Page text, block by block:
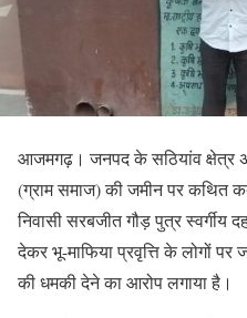
आजमगढ़। जनपद के सठियांव क्षेत्र
(ग्राम समाज) की जमीन पर कथित
निवासी सरबजीत गौड़ पुत्र स्वर्गीय
देकर भू-माफिया प्रवृत्ति के लोगों
की धमकी देने का आरोप लगाया है।